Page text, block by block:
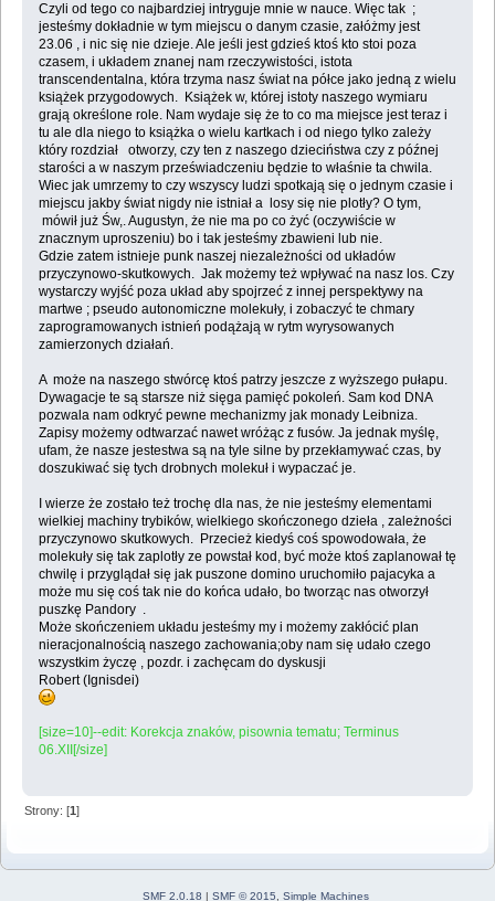
Czyli od tego co najbardziej intryguje mnie w nauce. Więc tak ;
jesteśmy dokładnie w tym miejscu o danym czasie, załóżmy jest
23.06 , i nic się nie dzieje. Ale jeśli jest gdzieś ktoś kto stoi poza
czasem, i układem znanej nam rzeczywistości, istota
transcendentalna, która trzyma nasz świat na półce jako jedną z wielu
książek przygodowych. Książek w, której istoty naszego wymiaru
grają określone role. Nam wydaje się że to co ma miejsce jest teraz i
tu ale dla niego to książka o wielu kartkach i od niego tylko zależy
który rozdział otworzy, czy ten z naszego dzieciństwa czy z późnej
starości a w naszym przeświadczeniu będzie to właśnie ta chwila.
Wiec jak umrzemy to czy wszyscy ludzi spotkają się o jednym czasie i
miejscu jakby świat nigdy nie istniał a losy się nie plotły? O tym,
mówił już Św,. Augustyn, że nie ma po co żyć (oczywiście w
znacznym uproszeniu) bo i tak jesteśmy zbawieni lub nie.
Gdzie zatem istnieje punk naszej niezależności od układów
przyczynowo-skutkowych. Jak możemy też wpływać na nasz los. Czy
wystarczy wyjść poza układ aby spojrzeć z innej perspektywy na
martwe ; pseudo autonomiczne molekuły, i zobaczyć te chmary
zaprogramowanych istnień podążają w rytm wyrysowanych
zamierzonych działań.
A może na naszego stwórcę ktoś patrzy jeszcze z wyższego pułapu.
Dywagacje te są starsze niż sięga pamięć pokoleń. Sam kod DNA
pozwala nam odkryć pewne mechanizmy jak monady Leibniza.
Zapisy możemy odtwarzać nawet wróżąc z fusów. Ja jednak myślę,
ufam, że nasze jestestwa są na tyle silne by przekłamywać czas, by
doszukiwać się tych drobnych molekuł i wypaczać je.
I wierze że zostało też trochę dla nas, że nie jesteśmy elementami
wielkiej machiny trybików, wielkiego skończonego dzieła , zależności
przyczynowo skutkowych. Przecież kiedyś coś spowodowała, że
molekuły się tak zaplotły ze powstał kod, być może ktoś zaplanował tę
chwilę i przyglądał się jak puszone domino uruchomiło pajacyka a
może mu się coś tak nie do końca udało, bo tworząc nas otworzył
puszkę Pandory .
Może skończeniem układu jesteśmy my i możemy zakłócić plan
nieracjonalnością naszego zachowania;oby nam się udało czego
wszystkim życzę , pozdr. i zachęcam do dyskusji
Robert (Ignisdei)
[size=10]--edit: Korekcja znaków, pisownia tematu; Terminus
06.XII[/size]
Strony: [1]
SMF 2.0.18 | SMF © 2015 Simple Machines